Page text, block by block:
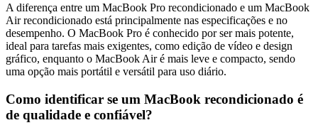
A diferença entre um MacBook Pro recondicionado e um MacBook
Air recondicionado está principalmente nas especificações e no
desempenho. O MacBook Pro é conhecido por ser mais potente,
ideal para tarefas mais exigentes, como edição de vídeo e design
gráfico, enquanto o MacBook Air é mais leve e compacto, sendo
uma opção mais portátil e versátil para uso diário.
Como identificar se um MacBook recondicionado é
de qualidade e confiável?